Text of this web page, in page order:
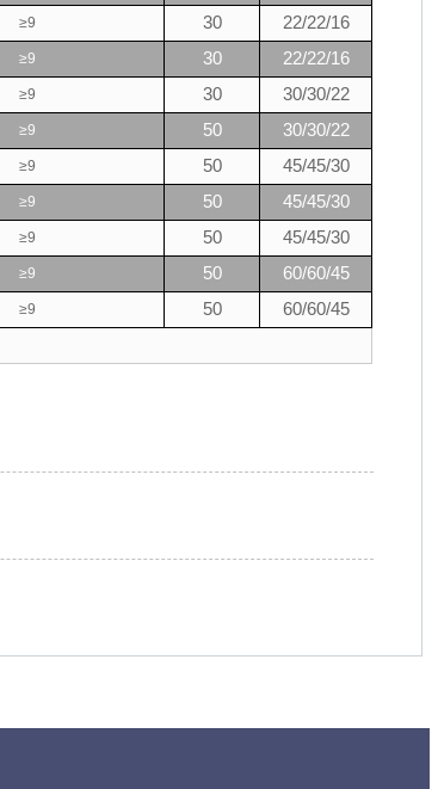
≥9 30 22/22/16
≥9 30 22/22/16
≥9 30 30/30/22
≥9 50 30/30/22
≥9 50 45/45/30
≥9 50 45/45/30
≥9 50 45/45/30
≥9 50 60/60/45
≥9 50
60/60/45